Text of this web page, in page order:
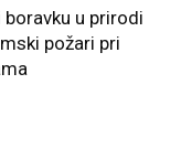
u prirodi
požari pri